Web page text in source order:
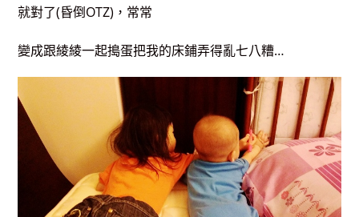
就對了(昏倒OTZ)，常常
變成跟綾綾一起搗蛋把我的床鋪弄得亂七八糟…